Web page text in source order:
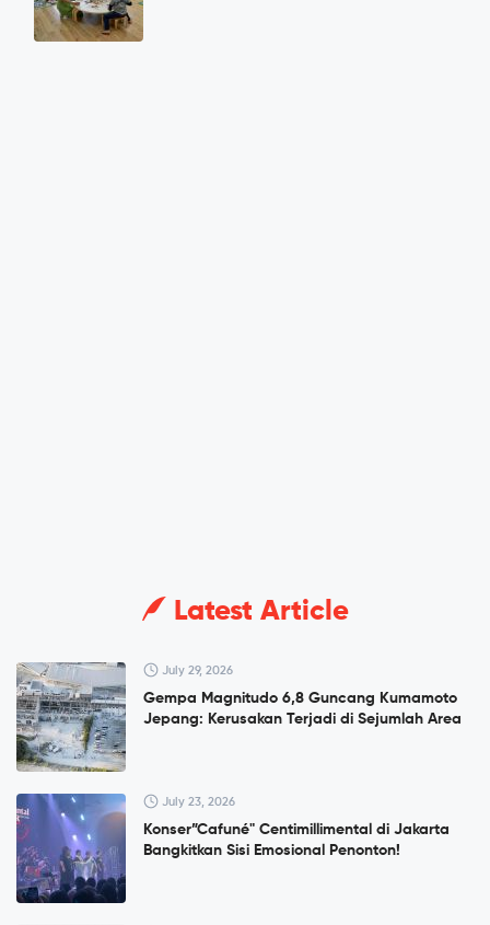
Latest Article
July 29, 2026
Gempa Magnitudo 6,8 Guncang Kumamoto
Jepang: Kerusakan Terjadi di Sejumlah Area
July 23, 2026
Konser”Cafuné" Centimillimental di Jakarta
Bangkitkan Sisi Emosional Penonton!